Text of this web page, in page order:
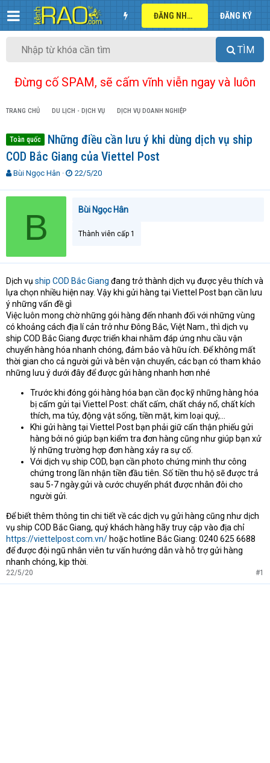
ĐĂNG NHẬP ĐĂNG KÝ
TÌM
Đừng cố SPAM, sẽ cấm vĩnh viễn ngay và luôn
TRANG CHỦ DU LỊCH - DỊCH VỤ DỊCH VỤ DOANH NGHIỆP
Toàn quốc
Những điều cần lưu ý khi dùng dịch vụ ship
COD Bắc Giang của Viettel Post
T
r
a
t
e
r
Bùi Ngọc Hân
N
22/5/20
B Bùi Ngọc Hân
Thành viên cấp 1
Dịch vụ ship COD Bắc Giang đang trở thành dịch vụ được yêu thích và
lựa chọn nhiều hiện nay. Vậy khi gửi hàng tại Viettel Post bạn cần lưu
ý những vấn đề gì
Việc luôn mong chờ những gói hàng đến nhanh đối với những vùng
có khoảng cách địa lí cản trở như Đông Bắc, Việt Nam., thì dịch vụ
ship COD Bắc Giang được triển khai nhằm đáp ứng nhu cầu vận
chuyển hàng hóa nhanh chóng, đảm bảo và hữu ích. Để không mất
thời gian cho cả người gửi và bên vận chuyển, các bạn có tham khảo
những lưu ý dưới đây để được gửi hàng nhanh hơn nhé
Trước khi đóng gói hàng hóa bạn cần đọc kỹ những hàng hóa
bị cấm gửi tại Viettel Post: chất cấm, chất cháy nổ, chất kích
thích, ma túy, động vật sống, tiền mặt, kim loại quý,...
Khi gửi hàng tại Viettel Post bạn phải giữ cẩn thận phiếu gửi
hàng bởi nó giúp bạn kiểm tra đơn hàng cũng như giúp bạn xử
lý những trường hợp đơn hàng xảy ra sự cố.
Với dịch vụ ship COD, bạn cần photo chứng minh thư công
chứng trong lần nhận tiền đầu tiên. Số tiền thu hộ sẽ được trả
sau 5-7 ngày.gửi và cước chuyển phát được nhân đôi cho
người gửi.
Để biết thêm thông tin chi tiết về các dịch vụ gửi hàng cũng như dịch
vụ ship COD Bắc Giang, quý khách hàng hãy truy cập vào địa chỉ
https://viettelpost.com.vn/ hoặc hotline Bắc Giang: 0240 625 6688
để được đội ngũ nhân viên tư vấn hướng dẫn và hỗ trợ gửi hàng
nhanh chóng, kịp thời.
22/5/20 #1